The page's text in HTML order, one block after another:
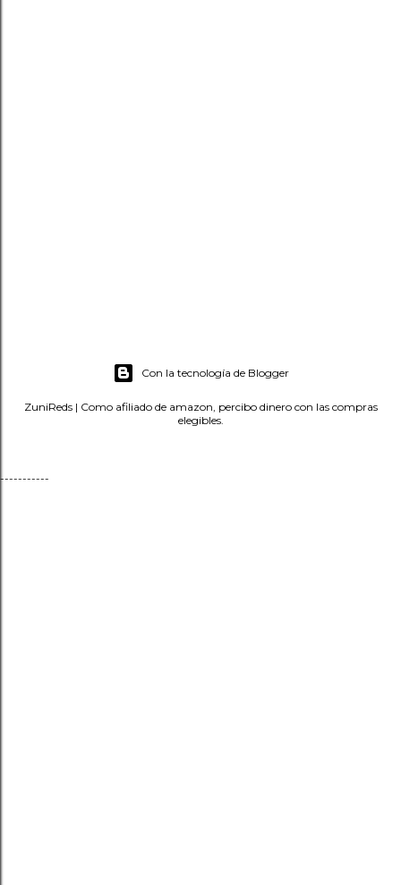
Con la tecnología de Blogger
ZuniReds | Como afiliado de amazon, percibo dinero con las compras
elegibles.
-----------